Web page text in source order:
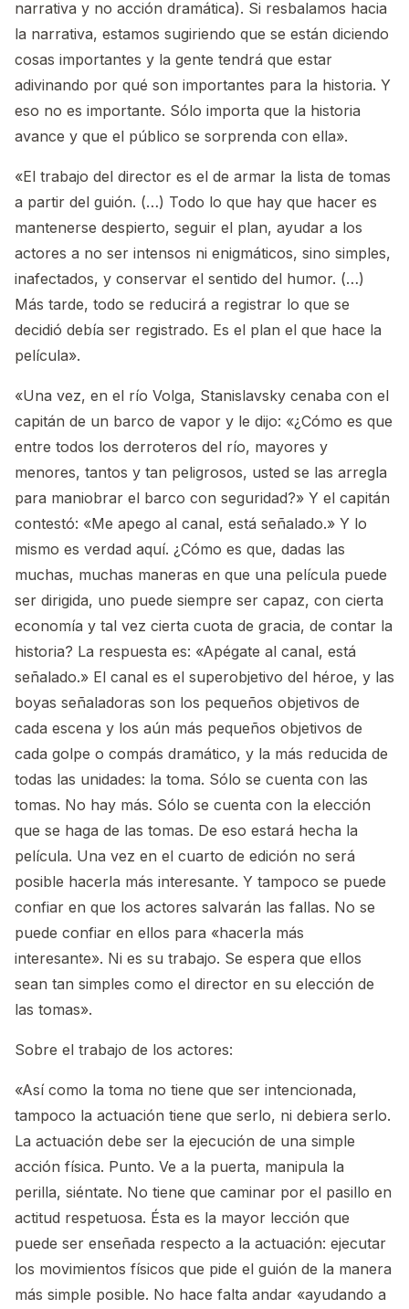
narrativa y no acción dramática). Si resbalamos hacia
la narrativa, estamos sugiriendo que se están diciendo
cosas importantes y la gente tendrá que estar
adivinando por qué son importantes para la historia. Y
eso no es importante. Sólo importa que la historia
avance y que el público se sorprenda con ella».
«El trabajo del director es el de armar la lista de tomas
a partir del guión. (…) Todo lo que hay que hacer es
mantenerse despierto, seguir el plan, ayudar a los
actores a no ser intensos ni enigmáticos, sino simples,
inafectados, y conservar el sentido del humor. (…)
Más tarde, todo se reducirá a registrar lo que se
decidió debía ser registrado. Es el plan el que hace la
película».
«Una vez, en el río Volga, Stanislavsky cenaba con el
capitán de un barco de vapor y le dijo: «¿Cómo es que
entre todos los derroteros del río, mayores y
menores, tantos y tan peligrosos, usted se las arregla
para maniobrar el barco con seguridad?» Y el capitán
contestó: «Me apego al canal, está señalado.» Y lo
mismo es verdad aquí. ¿Cómo es que, dadas las
muchas, muchas maneras en que una película puede
ser dirigida, uno puede siempre ser capaz, con cierta
economía y tal vez cierta cuota de gracia, de contar la
historia? La respuesta es: «Apégate al canal, está
señalado.» El canal es el superobjetivo del héroe, y las
boyas señaladoras son los pequeños objetivos de
cada escena y los aún más pequeños objetivos de
cada golpe o compás dramático, y la más reducida de
todas las unidades: la toma. Sólo se cuenta con las
tomas. No hay más. Sólo se cuenta con la elección
que se haga de las tomas. De eso estará hecha la
película. Una vez en el cuarto de edición no será
posible hacerla más interesante. Y tampoco se puede
confiar en que los actores salvarán las fallas. No se
puede confiar en ellos para «hacerla más
interesante». Ni es su trabajo. Se espera que ellos
sean tan simples como el director en su elección de
las tomas».
Sobre el trabajo de los actores:
«Así como la toma no tiene que ser intencionada,
tampoco la actuación tiene que serlo, ni debiera serlo.
La actuación debe ser la ejecución de una simple
acción física. Punto. Ve a la puerta, manipula la
perilla, siéntate. No tiene que caminar por el pasillo en
actitud respetuosa. Ésta es la mayor lección que
puede ser enseñada respecto a la actuación: ejecutar
los movimientos físicos que pide el guión de la manera
más simple posible. No hace falta andar «ayudando a